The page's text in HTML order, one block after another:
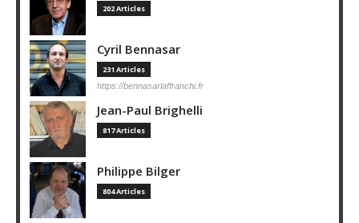
202 Articles
Cyril Bennasar
231 Articles
https://bennasarlaffranchi.fr
Jean-Paul Brighelli
817 Articles
Philippe Bilger
804 Articles